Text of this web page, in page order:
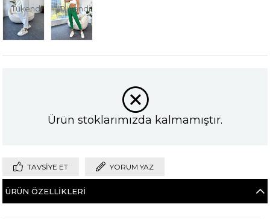
Tükendi Tükendi
Ürün stoklarımızda kalmamıştır.
TAVSIYE ET YORUM YAZ
ÜRÜN ÖZELLIKLERI